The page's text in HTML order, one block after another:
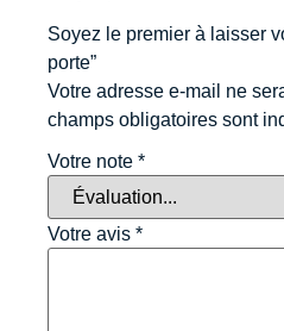
Soyez le premier à laisser
porte”
Votre adresse e-mail ne
champs obligatoires sont
Votre note *
Votre avis *